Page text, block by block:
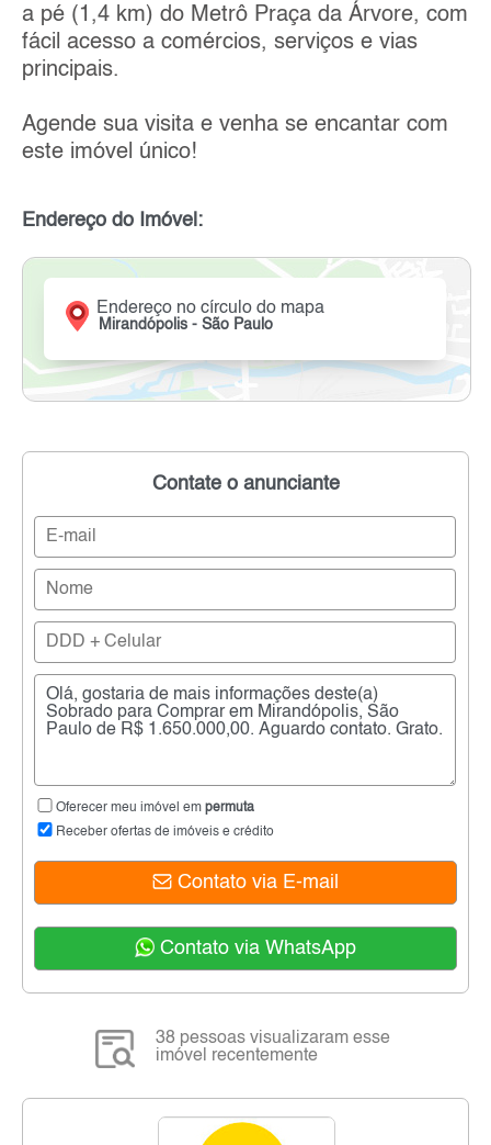
a pé (1,4 km) do Metrô Praça da Árvore, com
fácil acesso a comércios, serviços e vias
principais.
Agende sua visita e venha se encantar com
este imóvel único!
Endereço do Imóvel:
Endereço no círculo do mapa
Mirandópolis - São Paulo
Contate o anunciante
Oferecer meu imóvel em permuta
Receber ofertas de imóveis e crédito
Contato via E-mail
Contato via WhatsApp
38 pessoas visualizaram esse
imóvel recentemente